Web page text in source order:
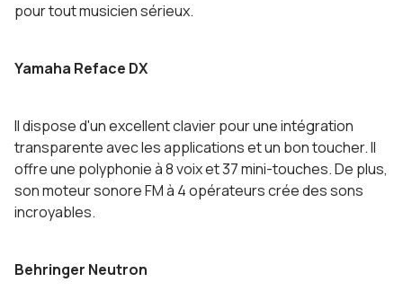
pour tout musicien sérieux.
Yamaha Reface DX
Il dispose d'un excellent clavier pour une intégration
transparente avec les applications et un bon toucher. Il
offre une polyphonie à 8 voix et 37 mini-touches. De plus,
son moteur sonore FM à 4 opérateurs crée des sons
incroyables.
Behringer Neutron